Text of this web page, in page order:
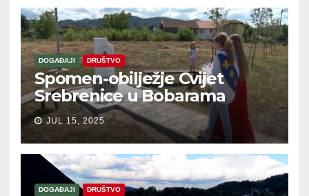
DOGAĐAJI DRUŠTVO
Spomen-obilježje Cvijet
Srebrenice u Bobarama
JUL 15, 2025
DOGAĐAJI DRUŠTVO